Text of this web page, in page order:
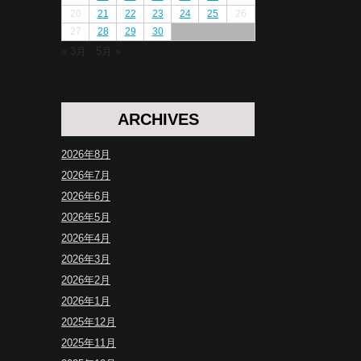
20
21 22 23 24 25
26
27
28 29 30
« 3月 5月 »
ARCHIVES
2026年8月
2026年7月
2026年6月
2026年5月
2026年4月
2026年3月
2026年2月
2026年1月
2025年12月
2025年11月